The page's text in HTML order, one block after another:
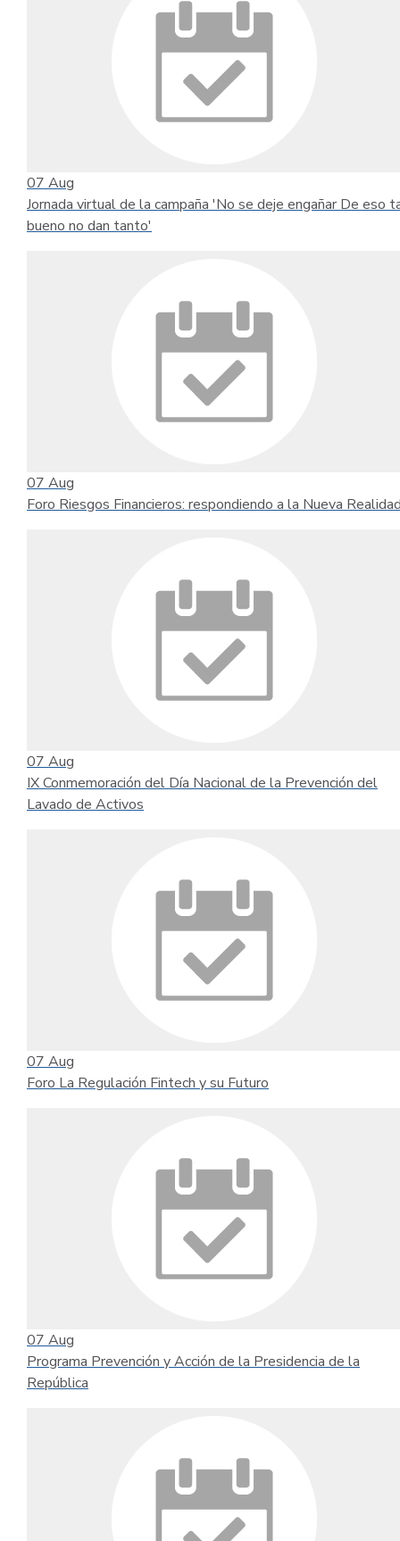
07 Aug
Jornada virtual de la campaña 'No se deje engañar De eso
bueno no dan tanto'
07 Aug
Foro Riesgos Financieros: respondiendo a la Nueva
07 Aug
IX Conmemoración del Día Nacional de la Prevención del
Lavado de Activos
07 Aug
Foro La Regulación Fintech y su Futuro
07 Aug
Programa Prevención y Acción de la Presidencia de la
República